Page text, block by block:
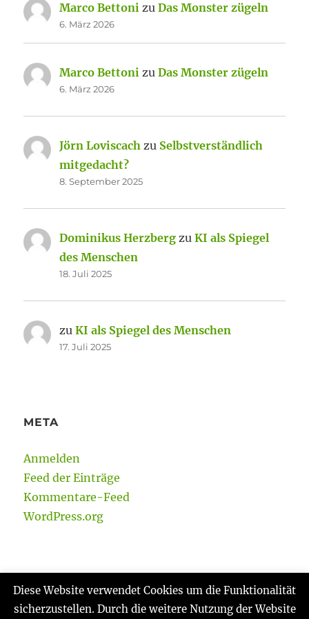
Marco Bettoni zuDas Monster zügeln
6. März 2026
Marco Bettoni zuDas Monster zügeln
6. März 2026
Jörn Loviscach zu Selbstverständlich
mitgedacht?
8. September 2025
Dominikus Herzberg zuKI als Spiegel
des Menschen
18. Juli 2025
zuKI als Spiegel des Menschen
17. Juli 2025
META
Anmelden
Feed der Einträge
Kommentare-Feed
WordPress.org
Gabi Reinmann Datenschutzerklärung Stolz
Diese Website verwendet Cookies um die Funktionalität
sicherzustellen. Durch die weitere Nutzung der Website